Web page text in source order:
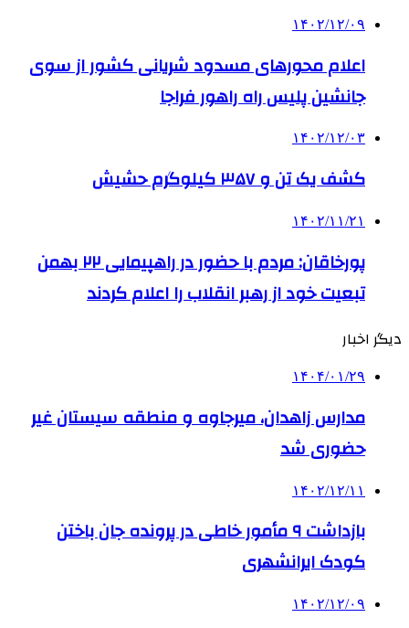
۱۴۰۲/۱۲/۰۹
اعلام محورهای مسدود شریانی کشور از سوی
جانشین پلیس راه راهور فراجا
۱۴۰۲/۱۲/۰۳
کشف یک تن و ۳۵۷ کیلوگرم حشیش
۱۴۰۲/۱۱/۲۱
پورخاقان: مردم با حضور در راهپیمایی ۲۲ بهمن
تبعیت خود از رهبر انقلاب را اعلام کردند
دیگر اخبار
۱۴۰۴/۰۱/۲۹
مدارس زاهدان، میرجاوه و منطقه سیستان غیر
حضوری شد
۱۴۰۲/۱۲/۱۱
بازداشت ۹ مأمور خاطی در پرونده جان باختن
کودک ایرانشهری
۱۴۰۲/۱۲/۰۹